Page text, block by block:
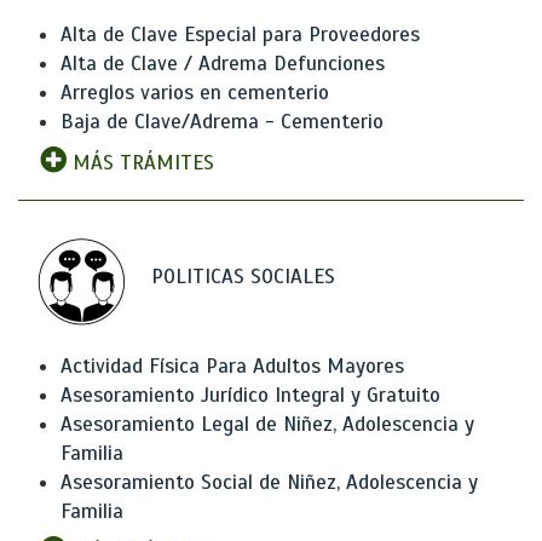
Alta de Clave Especial para Proveedores
Alta de Clave / Adrema Defunciones
Arreglos varios en cementerio
Baja de Clave/Adrema - Cementerio
MÁS TRÁMITES
POLITICAS SOCIALES
Actividad Física Para Adultos Mayores
Asesoramiento Jurídico Integral y Gratuito
Asesoramiento Legal de Niñez, Adolescencia y
Familia
Asesoramiento Social de Niñez, Adolescencia y
Familia